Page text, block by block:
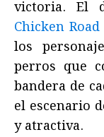
victoria. El
Chicken Road
los
perros que
bandera de
el escenario
y atractiva.